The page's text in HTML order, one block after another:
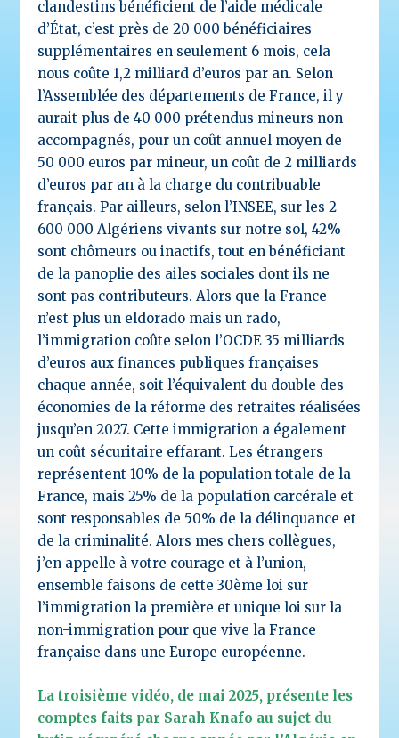
clandestins bénéficient de l’aide médicale
d’État, c’est près de 20 000 bénéficiaires
supplémentaires en seulement 6 mois, cela
nous coûte 1,2 milliard d’euros par an. Selon
l’Assemblée des départements de France, il y
aurait plus de 40 000 prétendus mineurs non
accompagnés, pour un coût annuel moyen de
50 000 euros par mineur, un coût de 2 milliards
d’euros par an à la charge du contribuable
français. Par ailleurs, selon l’INSEE, sur les 2
600 000 Algériens vivants sur notre sol, 42%
sont chômeurs ou inactifs, tout en bénéficiant
de la panoplie des ailes sociales dont ils ne
sont pas contributeurs. Alors que la France
n’est plus un eldorado mais un rado,
l’immigration coûte selon l’OCDE 35 milliards
d’euros aux finances publiques françaises
chaque année, soit l’équivalent du double des
économies de la réforme des retraites réalisées
jusqu’en 2027. Cette immigration a également
un coût sécuritaire effarant. Les étrangers
représentent 10% de la population totale de la
France, mais 25% de la population carcérale et
sont responsables de 50% de la délinquance et
de la criminalité. Alors mes chers collègues,
j’en appelle à votre courage et à l’union,
ensemble faisons de cette 30ème loi sur
l’immigration la première et unique loi sur la
non-immigration pour que vive la France
française dans une Europe européenne.
La troisième vidéo, de mai 2025, présente les
comptes faits par Sarah Knafo au sujet du